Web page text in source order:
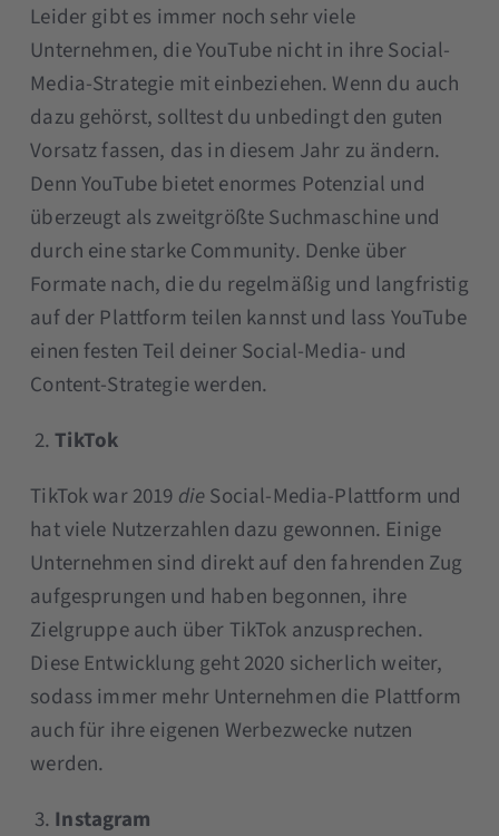
Leider gibt es immer noch sehr viele
Unternehmen, die YouTube nicht in ihre Social-
Media-Strategie mit einbeziehen. Wenn du auch
dazu gehörst, solltest du unbedingt den guten
Vorsatz fassen, das in diesem Jahr zu ändern.
Denn YouTube bietet enormes Potenzial und
überzeugt als zweitgrößte Suchmaschine und
durch eine starke Community. Denke über
Formate nach, die du regelmäßig und langfristig
auf der Plattform teilen kannst und lass YouTube
einen festen Teil deiner Social-Media- und
Content-Strategie werden.
TikTok
TikTok war 2019 dieSocial-Media-Plattform und
hat viele Nutzerzahlen dazu gewonnen. Einige
Unternehmen sind direkt auf den fahrenden Zug
aufgesprungen und haben begonnen, ihre
Zielgruppe auch über TikTok anzusprechen.
Diese Entwicklung geht 2020 sicherlich weiter,
sodass immer mehr Unternehmen die Plattform
auch für ihre eigenen Werbezwecke nutzen
werden.
Instagram